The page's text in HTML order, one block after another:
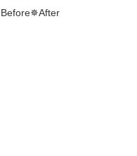
Before✵After